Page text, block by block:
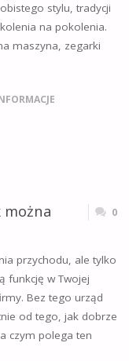
stylu, tradycji
na pokolenia.
maszyna, zegarki
można
0
przychodu, ale tylko
funkcję w Twojej
Bez tego urząd
od tego, jak dobrze
czym polega ten